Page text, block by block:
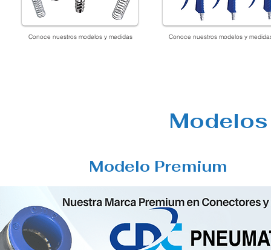
Conoce nuestros modelos y medidas Conoce nuestros modelos y
Modelo Premium